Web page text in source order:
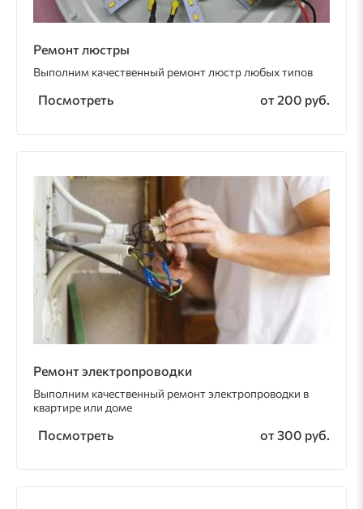
Ремонт люстры
Выполним качественный ремонт люстр любых типов
Посмотреть от 200 руб.
Ремонт электропроводки
Выполним качественный ремонт электропроводки в
квартире или доме
Посмотреть от 300 руб.